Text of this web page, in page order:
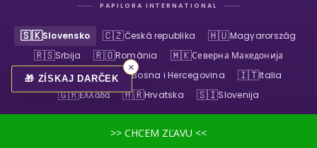
PAPILORA INTERNATIONAL
🇸🇰Slovensko 🇨🇿Česká republika 🇭🇺Magyarország
🇷🇸Srbija 🇷🇴România 🇲🇰Северна Македонија
🇧🇬България 🇧🇦Bosna i Hercegovina 🇮🇹Italia
🇬🇷Ελλάδα 🇭🇷Hrvatska 🇸🇮Slovenija
>> CHCEM ZĽAVU <<
🎁 ZÍSKAJ DARČEK
×